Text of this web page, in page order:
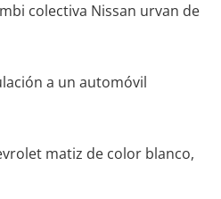
colectiva Nissan urvan de
a un automóvil
matiz de color blanco,